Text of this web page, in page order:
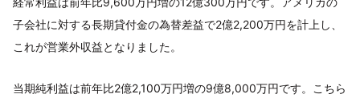
子会社に対する長期貸付金の為替差益で2億2,200万円を計上し、
これが営業外収益となりました。
当期純利益は前年比2億2,100万円増の9億8,000万円です。こちら